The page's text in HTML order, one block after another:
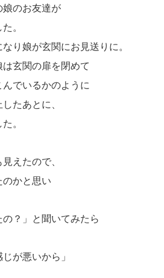
のお友達が
。
り娘が玄関にお見送りに。
玄関の扉を閉めて
でいるかのように
たあとに、
。
えたので、
かと思い
の？」と聞いてみたら
が悪いから」